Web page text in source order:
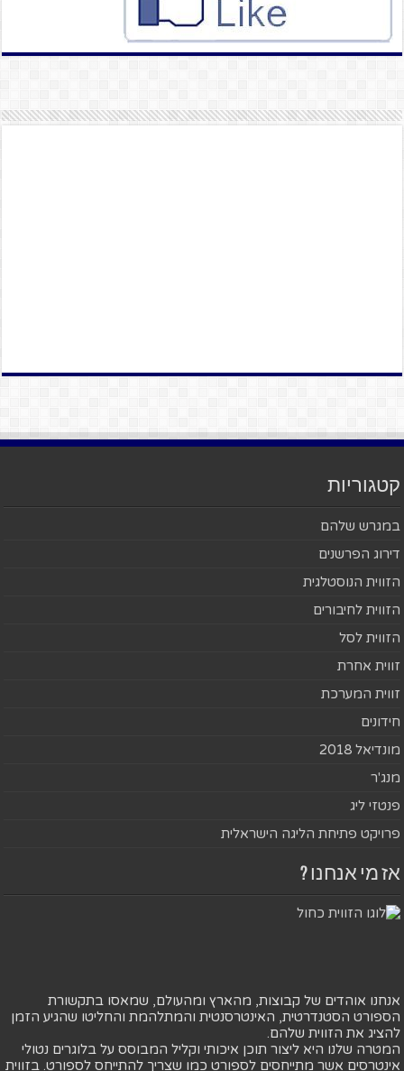
קטגוריות
במגרש שלהם
דירוג הפרשנים
הזווית הנוסטלגית
הזווית לחיבורים
הזווית לסל
זווית אחרת
זווית המערכת
חידונים
מונדיאל 2018
מנג'ר
פנטזי ליג
פרויקט פתיחת הליגה הישראלית
אז מי אנחנו ?
אנחנו אוהדים של קבוצות, מהארץ ומהעולם, שמאסו בתקשורת
הספורט הסטנדרטית, האינטרסנטית והמתלהמת והחליטו שהגיע הזמן
להציג את הזווית שלהם.
המטרה שלנו היא ליצור תוכן איכותי וקליל המבוסס על בלוגרים נטולי
אינטרסים אשר מתייחסים לספורט כמו שצריך להתייחס לספורט. בזווית